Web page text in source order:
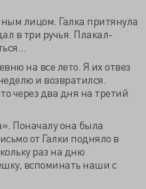
лицом. Галка притянула
в три ручья. Плакал-
на все лето. Я их отвез
и возвратился.
через два дня на третий
Поначалу она была
от Галки подняло в
раз на дню
вспоминать наши с